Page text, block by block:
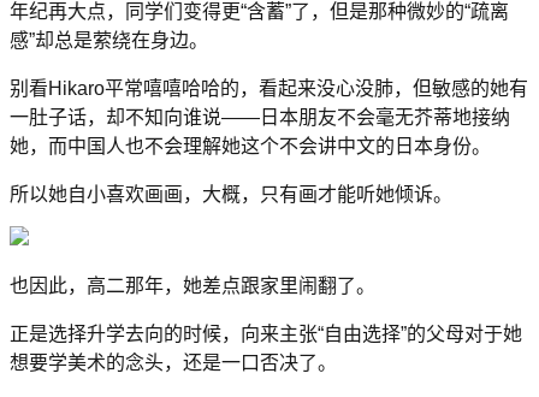
年纪再大点，同学们变得更“含蓄”了，但是那种微妙的“疏离
感”却总是萦绕在身边。
别看Hikaro平常嘻嘻哈哈的，看起来没心没肺，但敏感的她有
一肚子话，却不知向谁说——日本朋友不会毫无芥蒂地接纳
她，而中国人也不会理解她这个不会讲中文的日本身份。
所以她自小喜欢画画，大概，只有画才能听她倾诉。
也因此，高二那年，她差点跟家里闹翻了。
正是选择升学去向的时候，向来主张“自由选择”的父母对于她
想要学美术的念头，还是一口否决了。